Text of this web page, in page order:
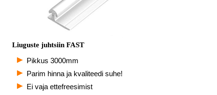
Liuguste juhtsiin FAST
Pikkus 3000mm
Parim hinna ja kvaliteedi suhe!
Ei vaja ettefreesimist